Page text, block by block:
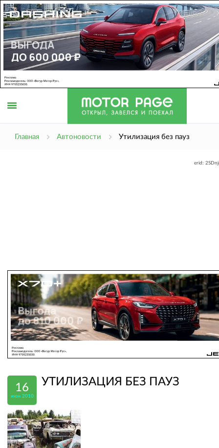
Главная Автоновости Утилизация без пауз
erid:
16
июн 2010
УТИЛИЗАЦИЯ БЕЗ ПАУЗ